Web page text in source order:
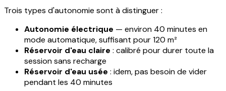
Trois types d'autonomie sont à distinguer :
Autonomie électrique — environ 40 minutes en
mode automatique, suffisant pour 120 m²
Réservoir d'eau claire : calibré pour durer toute la
session sans recharge
Réservoir d'eau usée : idem, pas besoin de vider
pendant les 40 minutes